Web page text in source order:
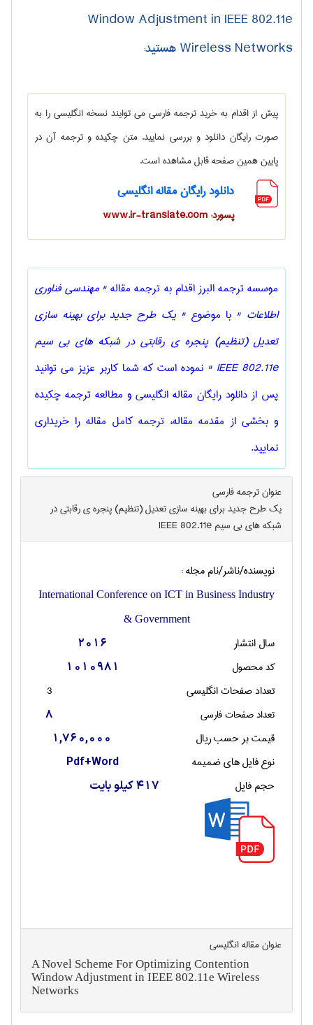
Window Adjustment in IEEE 802.11e
Wireless Networks هستید
:
پیش از اقدام به خرید ترجمه فارسی می توایند نسخه انگلیسی را به
صورت رایگان دانلود و بررسی نمایید. متن چکیده و ترجمه آن در
پایین همین صفحه قابل مشاهده است.
دانلود رایگان مقاله انگلیسی
پسورد: www.ir-translate.com
موسسه ترجمه البرز اقدام به ترجمه مقاله" مهندسی فناوری
اطلاعات " با موضوع" یک طرح جدید برای بهینه سازی
تعدیل (تنظیم) پنجره ی رقابتی در شبکه های بی سیم
IEEE 802.11e "
نموده است که شما کاربر عزیز می توانید
پس از دانلود رایگان مقاله انگلیسی و مطالعه ترجمه چکیده
و بخشی از مقدمه مقاله، ترجمه کامل مقاله را خریداری
نمایید.
عنوان ترجمه فارسی
یک طرح جدید برای بهینه سازی تعدیل (تنظیم) پنجره ی رقابتی در
شبکه های بی سیم IEEE 802.11e
نویسنده/ناشر/نام مجله :
International Conference on ICT in Business Industry
& Government
سال انتشار 2016
کد محصول 1010981
تعداد صفحات انگليسی
3
تعداد صفحات فارسی
8
قیمت بر حسب ریال 1,760,000
نوع فایل های ضمیمه Pdf+Word
حجم فایل 417 کیلو بایت
عنوان مقاله انگليسی
A Novel Scheme For Optimizing Contention
Window Adjustment in IEEE 802.11e Wireless
Networks